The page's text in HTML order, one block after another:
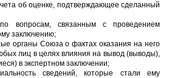
об оценке, подтверждающее сделанный
вопросам, связанным с проведением
заключению;
органы Союза о фактах оказания на него
лиц в целях влияния на вывод (выводы),
в экспертном заключении;
сведений, которые стали ему